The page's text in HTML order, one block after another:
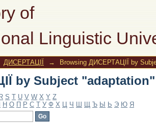
of
Linguistic
by Subject "adaptation"
ДИСЕРТАЦІЇ → Browsing ДИСЕРТАЦІЇ by
by Subject "adaptation"
R S T U V W X Y Z
Н О П Р С Т У Ф Х Ц Ч Ш Щ Ъ Ы Ь Э Ю Я